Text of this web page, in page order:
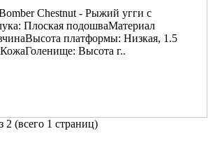
Chestnut - Рыжий угги с
Плоская подошваМатериал
платформы: Низкая, 1.5
Высота г..
2 (всего 1 страниц)